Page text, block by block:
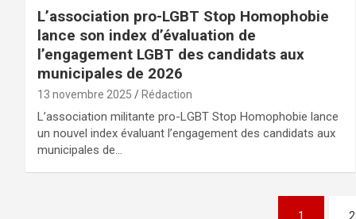
L’association pro-LGBT Stop Homophobie
lance son index d’évaluation de
l’engagement LGBT des candidats aux
municipales de 2026
13 novembre 2025 Rédaction
L’association militante pro-LGBT Stop Homophobie lance
un nouvel index évaluant l’engagement des candidats aux
municipales de…
1 2